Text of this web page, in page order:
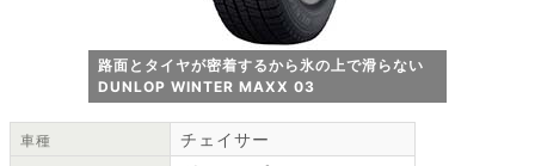
路面とタイヤが密着するから氷の上で滑らない
DUNLOP WINTER MAXX 03
車種 チェイサー